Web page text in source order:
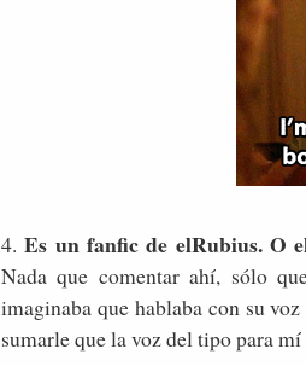
4.Es un fanfic de elRubius. O
Nada que comentar ahí, sólo
imaginaba que hablaba con su
sumarle que la voz del tipo para